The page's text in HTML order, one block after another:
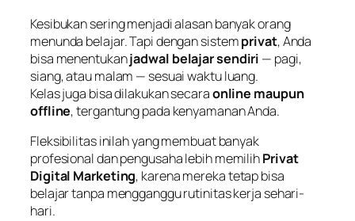
Kesibukan sering menjadi alasan banyak orang
menunda belajar. Tapi dengan sistemprivat, Anda
bisa menentukanjadwal belajar sendiri — pagi,
siang, atau malam — sesuai waktu luang.
Kelas juga bisa dilakukan secaraonline maupun
offline, tergantung pada kenyamanan Anda.
Fleksibilitas inilah yang membuat banyak
profesional dan pengusaha lebih memilihPrivat
Digital Marketing, karena mereka tetap bisa
belajar tanpa mengganggu rutinitas kerja sehari-
hari.